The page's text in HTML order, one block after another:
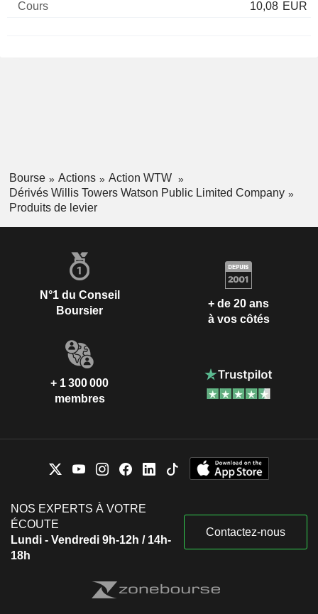
10,08 EUR
Bourse Actions
Action WTW
Dérivés Willis Towers Watson Public Limited Company
Produits de levier
N°1 du Conseil
Boursier
+ de 20 ans
à vos côtés
+ 1 300 000
membres
NOS EXPERTS À VOTRE
ÉCOUTE
Lundi - Vendredi 9h-12h / 14h-
18h
Contactez-nous